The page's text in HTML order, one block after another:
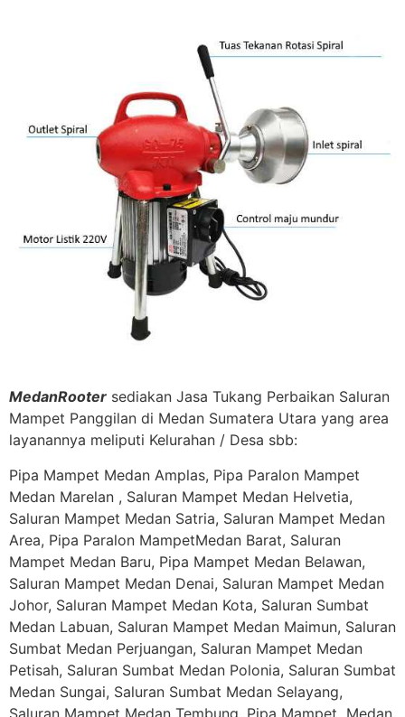
MedanRooter sediakan Jasa Tukang Perbaikan Saluran
Mampet Panggilan di Medan Sumatera Utara yang area
layanannya meliputi Kelurahan / Desa sbb:
Pipa Mampet Medan Amplas, Pipa Paralon Mampet
Medan Marelan , Saluran Mampet Medan Helvetia,
Saluran Mampet Medan Satria, Saluran Mampet Medan
Area, Pipa Paralon MampetMedan Barat, Saluran
Mampet Medan Baru, Pipa Mampet Medan Belawan,
Saluran Mampet Medan Denai, Saluran Mampet Medan
Johor, Saluran Mampet Medan Kota, Saluran Sumbat
Medan Labuan, Saluran Mampet Medan Maimun, Saluran
Sumbat Medan Perjuangan, Saluran Mampet Medan
Petisah, Saluran Sumbat Medan Polonia, Saluran Sumbat
Medan Sungai, Saluran Sumbat Medan Selayang,
Saluran Mampet Medan Tembung, Pipa Mampet Medan